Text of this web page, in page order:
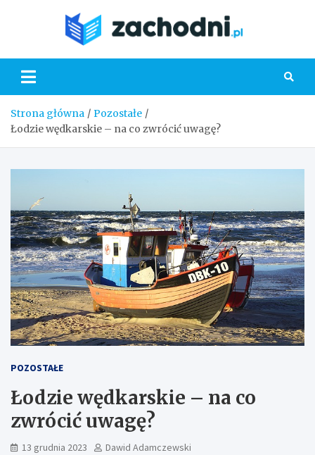
Strona główna
Pozostałe
Łodzie wędkarskie – na co zwrócić uwagę?
POZOSTAŁE
Łodzie wędkarskie – na co
zwrócić uwagę?
13 grudnia 2023 Dawid Adamczewski